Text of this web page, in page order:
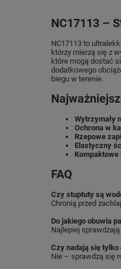
NC17113 –
NC17113 to
którzy mierzą się z
które mogą dostać
dodatkowego
biegu w terenie.
Wytrzymały
Ochrona w
Rzepowe
Elastyczny
Kompaktowe
FAQ
Czy stuptuty są
Chronią przed
Do jakiego obuwia
Najlepiej
Czy nadają się tylko
Nie – sprawdzą się